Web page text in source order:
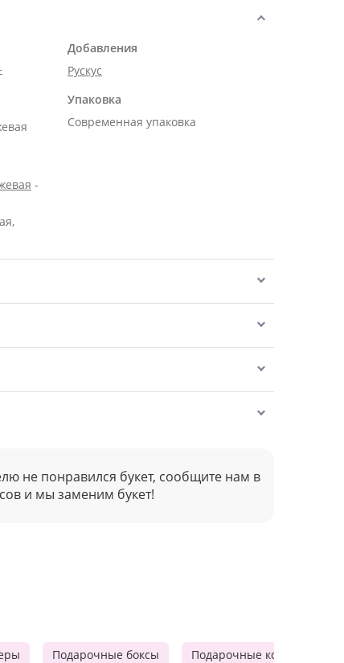
-
Добавления
Рускус
Упаковка
Современная упаковка
не понравился букет, сообщите нам в
и мы заменим букет!
Подарочные боксы Подарочные корзины